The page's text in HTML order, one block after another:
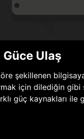
Ulaş
şekillenen
için dilediğin gibi
güç kaynakları ile